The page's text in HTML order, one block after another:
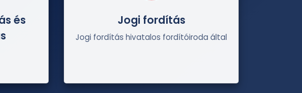
és
Jogi fordítás
Jogi fordítás hivatalos fordítóiroda által